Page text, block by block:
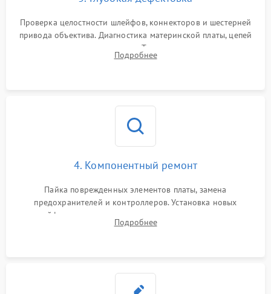
Проверка целостности шлейфов, коннекторов и шестерней
привода объектива. Диагностика материнской платы, цепей
питания и картоприемника. Тестирование механизма
затвора и блока внутрикамерной стабилизации.
Подробнее
4. Компонентный ремонт
Пайка поврежденных элементов платы, замена
предохранителей и контроллеров. Установка новых
шлейфов, дисплея, механизма затвора или двигателя
автофокуса. Восстановление геометрии тубуса объектива
Подробнее